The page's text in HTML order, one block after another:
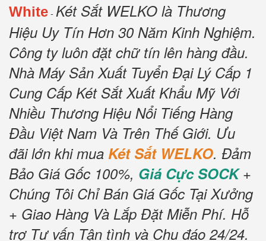
White - Két Sắt WELKO là Thương
Hiệu Uy Tín Hơn 30 Năm Kinh Nghiệm.
Công ty luôn đặt chữ tín lên hàng đầu.
Nhà Máy Sản Xuất Tuyển Đại Lý Cấp 1
Cung Cấp Két Sắt Xuất Khẩu Mỹ Với
Nhiều Thương Hiệu Nổi Tiếng Hàng
Đầu Việt Nam Và Trên Thế Giới. Ưu
đãi lớn khi mua Két Sắt WELKO. Đảm
Bảo Giá Gốc 100%, Giá Cực SOCK+
Chúng Tôi Chỉ Bán Giá Gốc Tại Xưởng
+ Giao Hàng Và Lắp Đặt Miễn Phí. Hỗ
trợ Tư vấn Tận tình và Chu đáo 24/24.